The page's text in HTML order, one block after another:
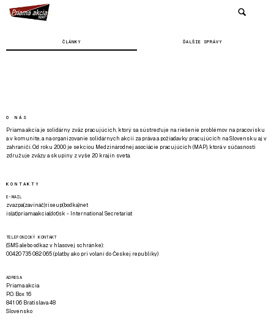
ČLÁNKY ĎALŠIE SPRÁVY
O NÁS
Priama akcia je solidárny zväz pracujúcich, ktorý sa sústreďuje na riešenie problémov na pracovisku
a v komunite, a na organizovanie solidárnych akcií za práva a požiadavky pracujúcich na Slovensku aj v
zahraničí. Od roku 2000 je sekciou Medzinárodnej asociácie pracujúcich (MAP), ktorá v súčasnosti
združuje zväzy a skupiny z vyše 20 krajín sveta.
KONTAKTY
E-MAIL
zvazpa(zavináč)riseup(bodka)net
is(at)priamaakcia(dot)sk - International Secretariat
TELEFONICKÝ KONTAKT
(SMS alebo odkaz v hlasovej schránke):
00420 735 082 065 (platby ako pri volaní do Českej republiky)
ADRESA
Priama akcia
P.O. Box 16
841 06 Bratislava 48
Slovensko